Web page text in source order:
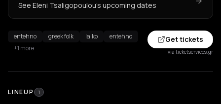
See Eleni Tsaligopoulou's upcoming dates
entehno greek folk laiko
entehno
+1 more
Get tickets
via ticketservices.gr
LINEUP 1